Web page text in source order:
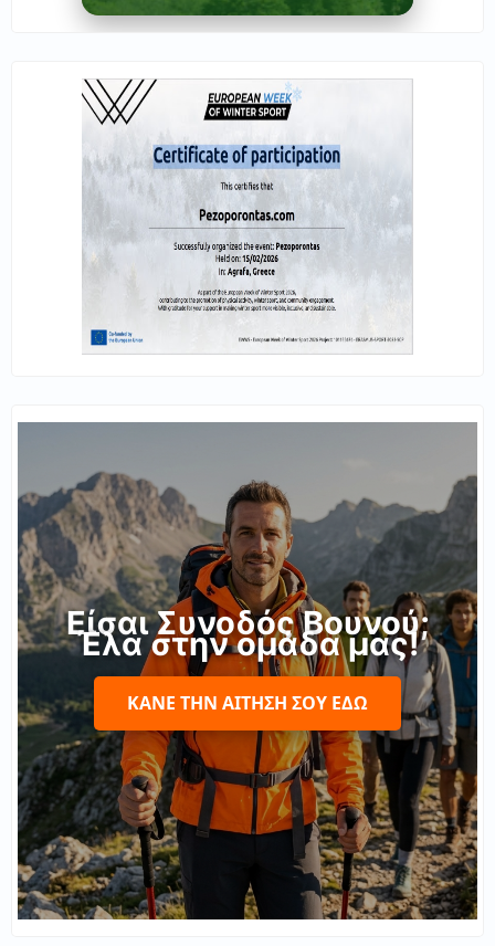
Είσαι Συνοδός Βουνού;
Έλα στην ομάδα μας!
ΚΆΝΕ ΤΗΝ ΑΊΤΗΣΉ ΣΟΥ ΕΔΏ